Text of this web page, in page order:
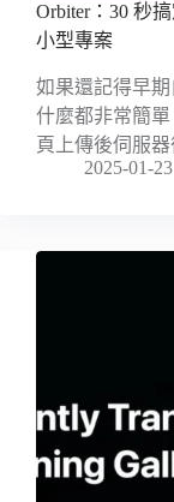
Orbiter：30 秒
小型專案
如果還記得早
什麼都非常簡
頁上傳後伺服
2025-01-23